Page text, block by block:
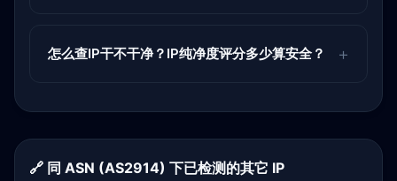
怎么查IP干不干净？IP纯净度评分多少算安全？
🔗 同 ASN (AS2914) 下已检测的其它 IP